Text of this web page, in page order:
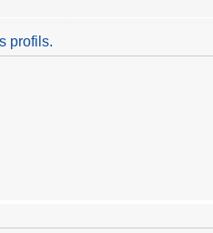
profils.